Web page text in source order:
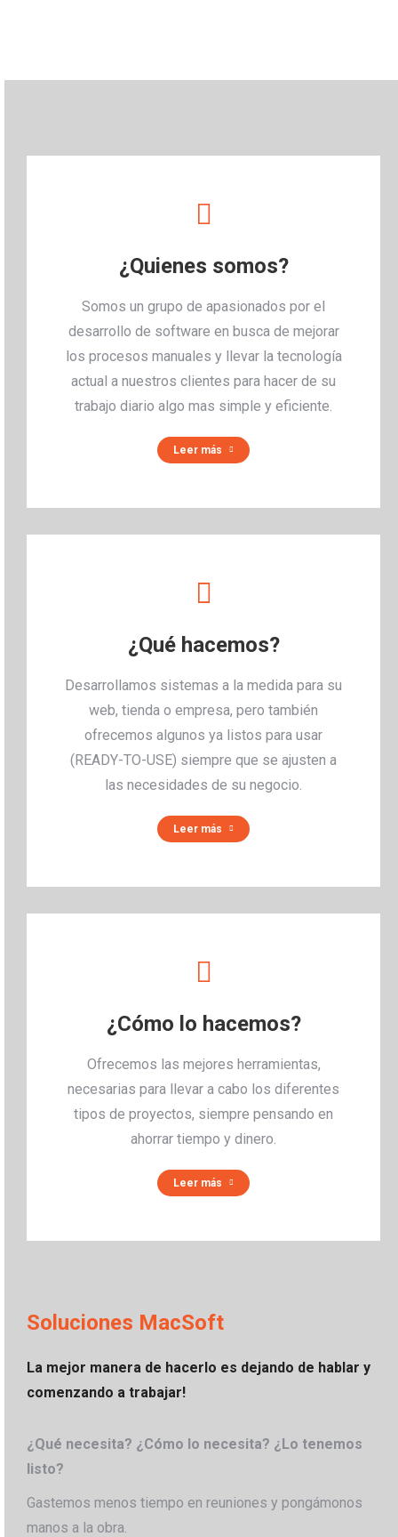
¿Quienes somos?
Somos un grupo de apasionados por el
desarrollo de software en busca de mejorar
los procesos manuales y llevar la tecnología
actual a nuestros clientes para hacer de su
trabajo diario algo mas simple y eficiente.
Leer más
¿Qué hacemos?
Desarrollamos sistemas a la medida para su
web, tienda o empresa, pero también
ofrecemos algunos ya listos para usar
(READY-TO-USE) siempre que se ajusten a
las necesidades de su negocio.
Leer más
¿Cómo lo hacemos?
Ofrecemos las mejores herramientas,
necesarias para llevar a cabo los diferentes
tipos de proyectos, siempre pensando en
ahorrar tiempo y dinero.
Leer más
Soluciones MacSoft
La mejor manera de hacerlo es dejando de hablar y
comenzando a trabajar!
¿Qué necesita? ¿Cómo lo necesita? ¿Lo tenemos
listo?
Gastemos menos tiempo en reuniones y pongámonos
manos a la obra.